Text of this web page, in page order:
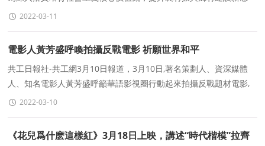
念，弘揚孝老愛幼，鄰裏有好文化精神，進一步激
2022-03-11
電影人黃芳盛呼喚拍攝反戰電影 祈願世界和平
共工日報社-共工網3月10日報道，3月10日,著名策劃人、資深媒體
人、知名電影人黃芳盛呼籲華語影視圈行動起來拍攝反戰題材電影,
呼喚世界和平,把鏡頭對準戰火紛飛下流離
2022-03-10
《花兒爲什麽這樣紅》3月18日上映，講述“時代楷模”拉齊